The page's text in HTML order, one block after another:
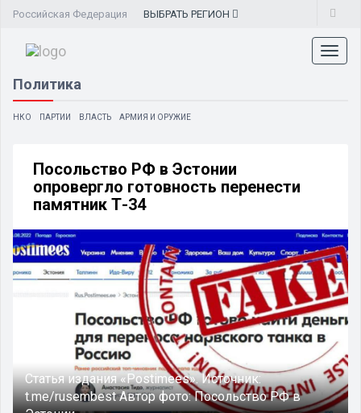
Российская Федерация ВЫБРАТЬ РЕГИОН
Политика
НКО ПАРТИИ ВЛАСТЬ АРМИЯ И ОРУЖИЕ
Посольство РФ в Эстонии
опровергло готовность перенести
памятник Т-34
Статья издания «Postimees».Источник:
t.me/rusembestАвтор фото:Посольство РФ в